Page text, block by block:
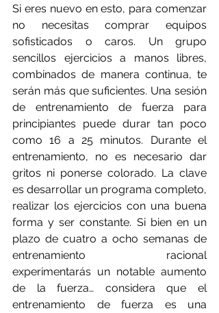
Si eres nuevo en esto, para comenzar
no necesitas comprar equipos
sofisticados o caros. Un grupo
sencillos ejercicios a manos libres,
combinados de manera continua, te
serán más que suficientes. Una sesión
de entrenamiento de fuerza para
principiantes puede durar tan poco
como 16 a 25 minutos. Durante el
entrenamiento, no es necesario dar
gritos ni ponerse colorado. La clave
es desarrollar un programa completo,
realizar los ejercicios con una buena
forma y ser constante. Si bien en un
plazo de cuatro a ocho semanas de
entrenamiento racional
experimentarás un notable aumento
de la fuerza… considera que el
entrenamiento de fuerza es una